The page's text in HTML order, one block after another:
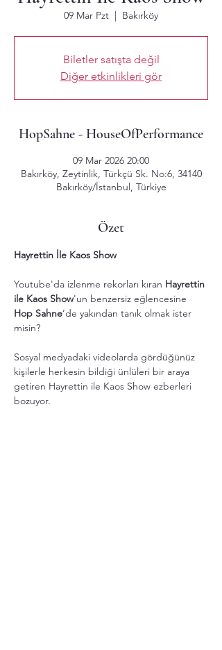
09 Mar Pzt
  |
Bakırköy
Biletler satışta değil
Diğer etkinlikleri gör
HopSahne - HouseOfPerformance
09 Mar 2026 20:00
Bakırköy, Zeytinlik, Türkçü Sk. No:6, 34140
Bakırköy/İstanbul, Türkiye
Özet
Hayrettin İle Kaos Show
Youtube'da izlenme rekorları kıran Hayrettin
ile Kaos Show'un benzersiz eğlencesine
Hop Sahne’de yakından tanık olmak ister
misin?
Sosyal medyadaki videolarda gördüğünüz
kişilerle herkesin bildiği ünlüleri bir araya
getiren Hayrettin ile Kaos Show ezberleri
bozuyor.